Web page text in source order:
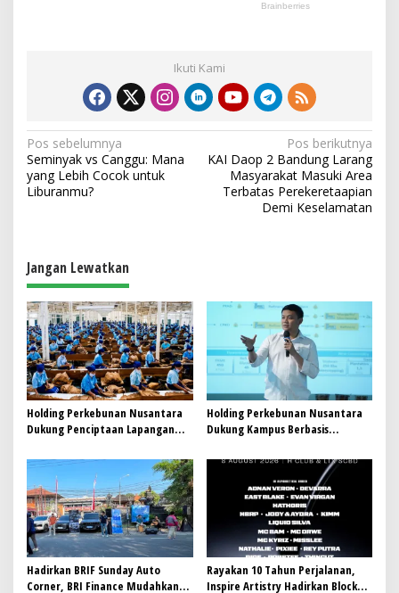
Ikuti Kami
N
a
v
a
s
i
p
o
s
Pos sebelumnya
Seminyak vs Canggu: Mana
yang Lebih Cocok untuk
Liburanmu?
Pos berikutnya
KAI Daop 2 Bandung Larang
Masyarakat Masuki Area
Terbatas Perekeretaapian
Demi Keselamatan
Jangan Lewatkan
Holding Perkebunan Nusantara
Dukung Penciptaan Lapangan
Pekerja di Pabrik Tembakau
Holding Perkebunan Nusantara
Dukung Kampus Berbasis
Jadi Mahasiswa Angkatan
Pertama Magister ITSI
Hadirkan BRIF Sunday Auto
Corner, BRI Finance Mudahkan
Rayakan 10 Tahun Perjalanan,
Inspire Artistry Hadirkan Block